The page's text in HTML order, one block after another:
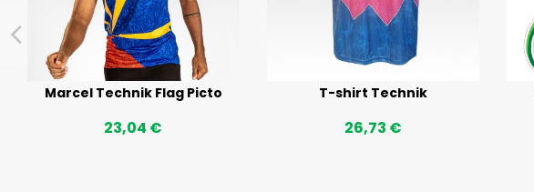
Marcel Technik Flag Picto
23,04 €
T-shirt Technik
26,73 €